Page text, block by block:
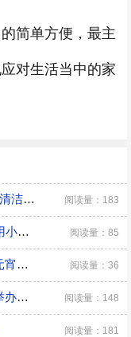
简单方便，最主
对生活当中的家
日常生活清洁小妙招 5个生活日常的实用清洁小技巧 阅读量：183
10个生活实用小技巧 生活当中有什么实用小技巧 阅读量：85
汤圆和元宵是不是一种东西 讲解汤圆与元宵的区别 阅读量：36
元宵传统民俗活动有哪些 具体在元宵节举办的传统民俗活动 阅读量：148
阅读量：181